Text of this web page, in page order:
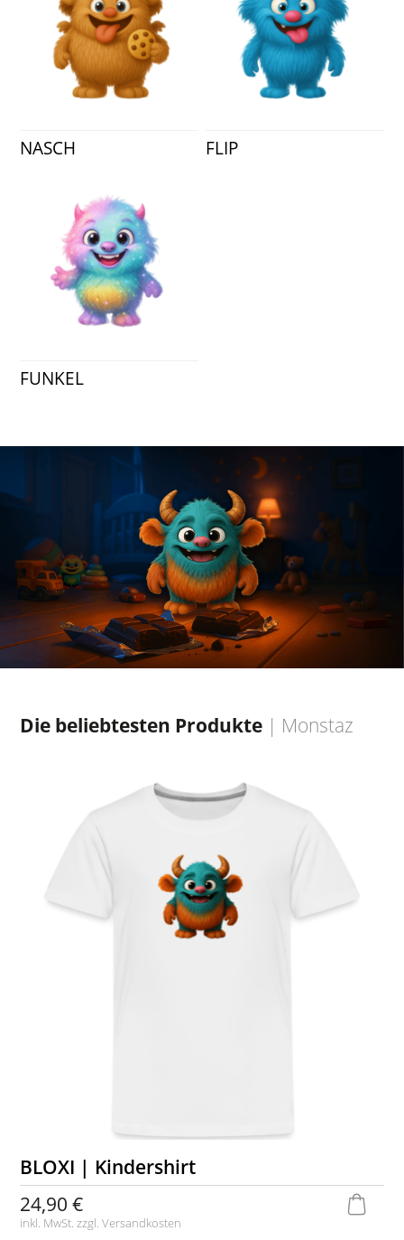
NASCH FLIP
FUNKEL
Die beliebtesten Produkte | Monstaz
BLOXI | Kindershirt
24,90 €
inkl. MwSt. zzgl.Versandkosten